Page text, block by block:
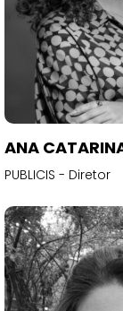
ANA
PUBLICIS - Diretor